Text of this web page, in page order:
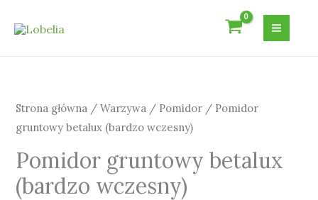
Strona główna /Warzywa / Pomidor / Pomidor
gruntowy betalux (bardzo wczesny)
Pomidor gruntowy betalux
(bardzo wczesny)
gruntowy
betalux
wczesny)